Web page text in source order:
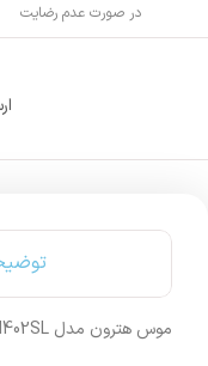
در صورت عدم رضایت
موس هترون مدل HM402SL: